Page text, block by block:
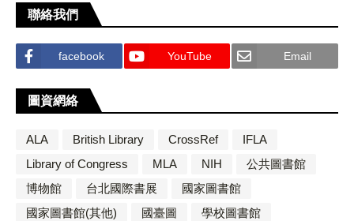
聯絡我們
facebook YouTube Email
圖資網絡
ALA British Library CrossRef
IFLA
Library of Congress
MLA NIH
公共圖書館
博物館
台北國際書展
國家圖書館
國家圖書館(其他)
國臺圖
學校圖書館